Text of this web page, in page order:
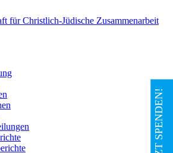
JETZT SPENDEN!